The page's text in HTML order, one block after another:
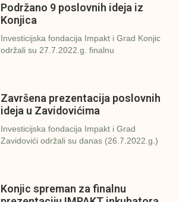
Podržano 9 poslovnih ideja iz
Konjica
Investicijska fondacija Impakt i Grad Konjic
održali su 27.7.2022.g. finalnu
Završena prezentacija poslovnih
ideja u Zavidovićima
Investicijska fondacija Impakt i Grad
Zavidovići održali su danas (26.7.2022.g.)
Konjic spreman za finalnu